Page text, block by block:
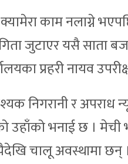
काम नलाग्ने
जुटाएर यसै साता
प्रहरी नायव
निगरानी र अपराध
उहाँको भनाई छ । मेची
चालू अवस्थामा छन् ।